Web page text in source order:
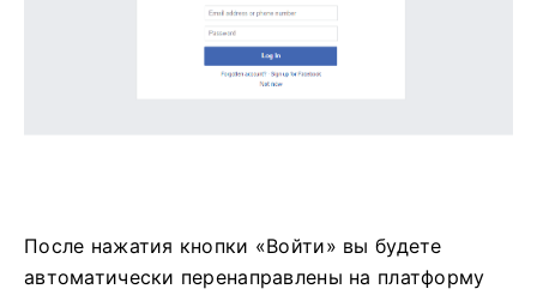
После нажатия кнопки «Войти» вы будете
автоматически перенаправлены на платформу